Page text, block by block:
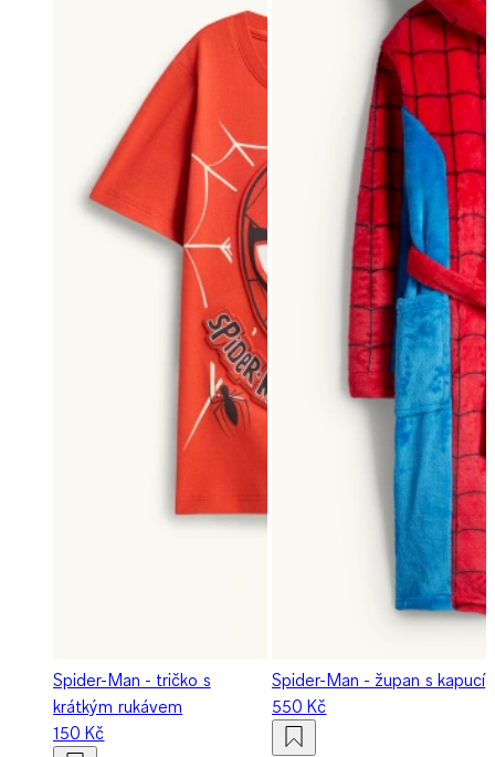
Spider-Man - tričko s
krátkým rukávem
150 Kč
Spider-Man - župan s kapucí
550 Kč